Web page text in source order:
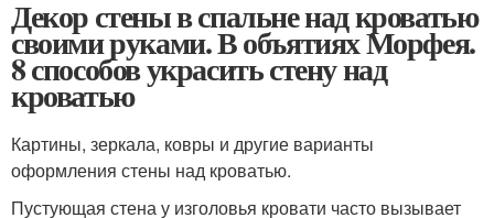
Декор стены в спальне над кроватью
своими руками. В объятиях Морфея.
8 способов украсить стену над
кроватью
Картины, зеркала, ковры и другие варианты
оформления стены над кроватью.
Пустующая стена у изголовья кровати часто вызывает